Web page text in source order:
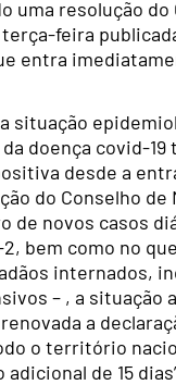
uma resolução do
feira
entra
situação
doença covid-
desde a
do Conselho de
de novos casos
2, bem como no
internados,
– , a situação
a
o território
de 15